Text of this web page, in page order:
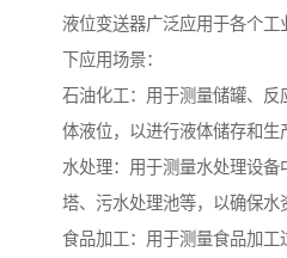
液位变送器广泛应用于各个
下应用场景：
石油化工：用于测量储罐、
体液位，以进行液体储存和生
水处理：用于测量水处理设备
塔、污水处理池等，以确保水
食品加工：用于测量食品加工